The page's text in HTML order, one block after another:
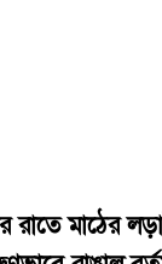
মাঠের